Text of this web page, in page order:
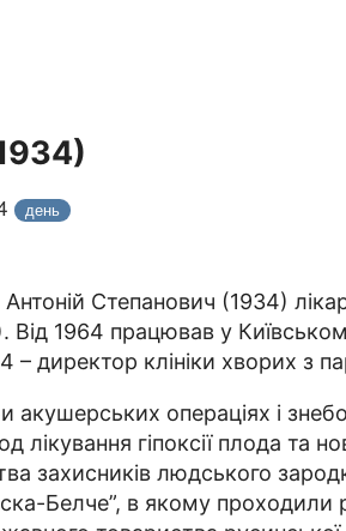
день
Степанович (1934)
Від 1964 працював у
– директор клініки хворих з
операціях і
лікування гіпоксії плода
захисників людського
Бел­че”, в якому проходили